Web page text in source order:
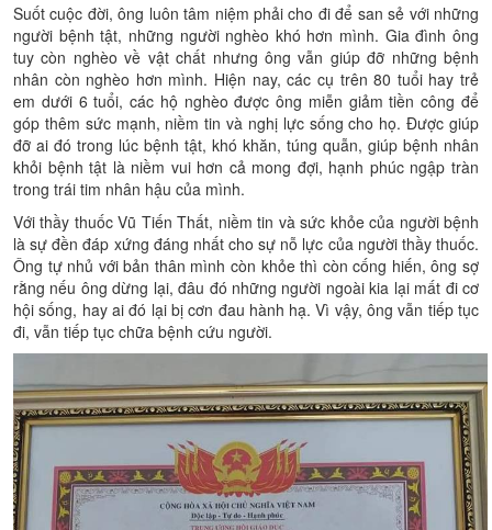
Suốt cuộc đời, ông luôn tâm niệm phải cho đi để san sẻ với những
người bệnh tật, những người nghèo khó hơn mình. Gia đình ông
tuy còn nghèo về vật chất nhưng ông vẫn giúp đỡ những bệnh
nhân còn nghèo hơn mình. Hiện nay, các cụ trên 80 tuổi hay trẻ
em dưới 6 tuổi, các hộ nghèo được ông miễn giảm tiền công để
góp thêm sức mạnh, niềm tin và nghị lực sống cho họ. Được giúp
đỡ ai đó trong lúc bệnh tật, khó khăn, túng quẫn, giúp bệnh nhân
khỏi bệnh tật là niềm vui hơn cả mong đợi, hạnh phúc ngập tràn
trong trái tim nhân hậu của mình.
Với thầy thuốc Vũ Tiến Thất, niềm tin và sức khỏe của người bệnh
là sự đền đáp xứng đáng nhất cho sự nỗ lực của người thầy thuốc.
Ông tự nhủ với bản thân mình còn khỏe thì còn cống hiến, ông sợ
rằng nếu ông dừng lại, đâu đó những người ngoài kia lại mất đi cơ
hội sống, hay ai đó lại bị cơn đau hành hạ. Vì vậy, ông vẫn tiếp tục
đi, vẫn tiếp tục chữa bệnh cứu người.